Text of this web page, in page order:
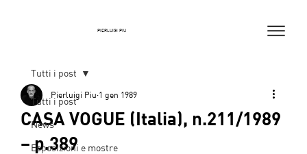
PIERLUIGI PIU
Tutti i post
News
Esposizioni e mostre
Tutti i post
CASA VOGUE (Italia), n.211/1989
– p.389
Pierluigi Piu 1 gen 1989